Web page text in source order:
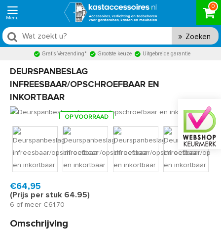
0
Zoeken
Gratis Verzending* Grootste keuze Uitgebreide garantie
DEURSPANBESLAG
INFREESBAAR/OPSCHROEFBAAR EN
INKORTBAAR
OP VOORRAAD
Snel in huis, 1 á 2 werkdagen
€64,95
(Prijs per stuk 64.95)
6 of meer €61,70
Omschrijving